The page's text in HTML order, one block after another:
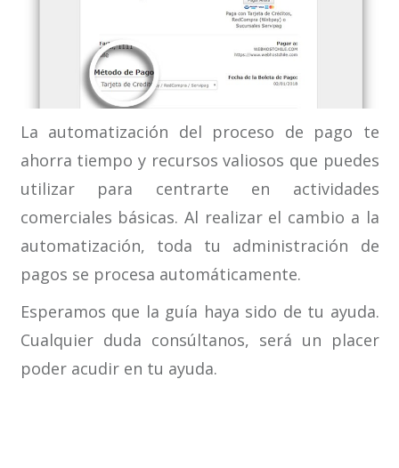
La automatización del proceso de pago te
ahorra tiempo y recursos valiosos que puedes
utilizar para centrarte en actividades
comerciales básicas. Al realizar el cambio a la
automatización, toda tu administración de
pagos se procesa automáticamente.
Esperamos que la guía haya sido de tu ayuda.
Cualquier duda consúltanos, será un placer
poder acudir en tu ayuda.